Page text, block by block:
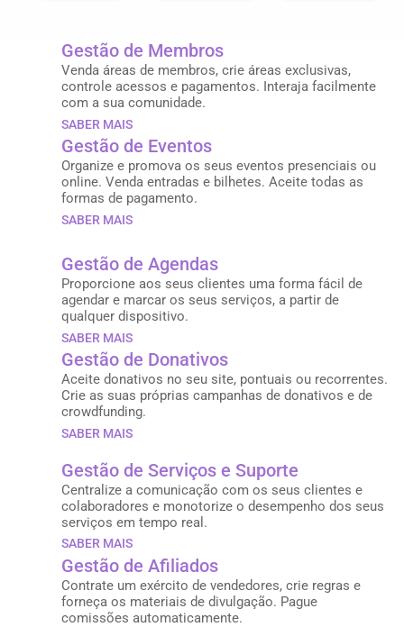
Gestão de Membros
Venda áreas de membros, crie áreas exclusivas,
controle acessos e pagamentos. Interaja facilmente
com a sua comunidade.
SABER MAIS
Gestão de Eventos
Organize e promova os seus eventos presenciais ou
online. Venda entradas e bilhetes. Aceite todas as
formas de pagamento.
SABER MAIS
Gestão de Agendas
Proporcione aos seus clientes uma forma fácil de
agendar e marcar os seus serviços, a partir de
qualquer dispositivo.
SABER MAIS
Gestão de Donativos
Aceite donativos no seu site, pontuais ou recorrentes.
Crie as suas próprias campanhas de donativos e de
crowdfunding.
SABER MAIS
Gestão de Serviços e Suporte
Centralize a comunicação com os seus clientes e
colaboradores e monotorize o desempenho dos seus
serviços em tempo real.
SABER MAIS
Gestão de Afiliados
Contrate um exército de vendedores, crie regras e
forneça os materiais de divulgação. Pague
comissões automaticamente.